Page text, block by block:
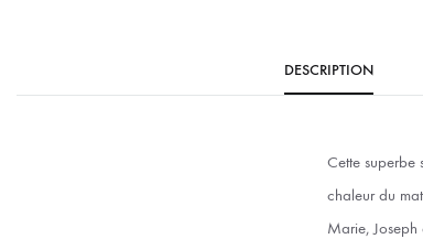
DESCRIPTION
Cette superbe
chaleur du
Marie, Joseph